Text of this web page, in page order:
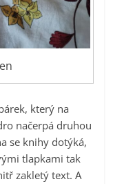
který na
načerpá druhou
se knihy dotýká,
tlapkami tak
zakletý text. A